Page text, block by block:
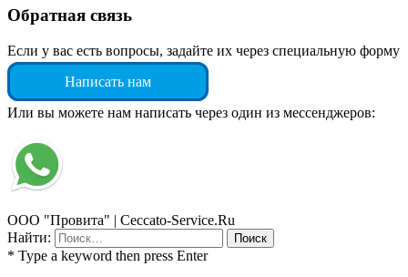
Обратная связь
Если у вас есть вопросы, задайте их через специальную форму
Написать нам
Или вы можете нам написать через один из мессенджеров:
ООО "Провита" | Ceccato-Service.Ru
Найти:
* Type a keyword then press Enter